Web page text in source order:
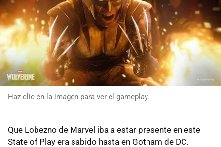
Haz clic en la imagen para ver el gameplay.
Que Lobezno de Marvel iba a estar presente en este
State of Play era sabido hasta en Gotham de DC.